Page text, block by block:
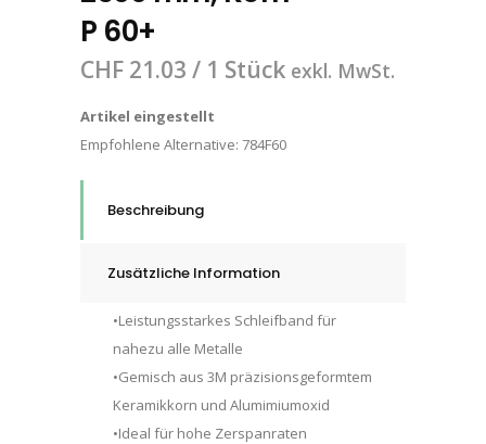
P 60+
CHF 21.03 / 1 Stück exkl. MwSt.
Artikel eingestellt
Empfohlene Alternative: 784F60
Beschreibung
Zusätzliche Information
•Leistungsstarkes Schleifband für
nahezu alle Metalle
•Gemisch aus 3M präzisionsgeformtem
Keramikkorn und Alumimiumoxid
•Ideal für hohe Zerspanraten